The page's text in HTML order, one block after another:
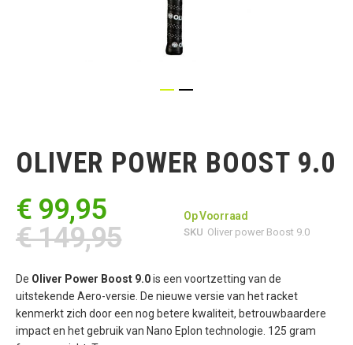
begin
van
afbeeldingen-
gallerij
OLIVER POWER BOOST 9.0
€ 99,95
€ 149,95
Op Voorraad
SKU Oliver power Boost 9.0
De Oliver Power Boost 9.0is een voortzetting van de
uitstekende Aero-versie. De nieuwe versie van het racket
kenmerkt zich door een nog betere kwaliteit, betrouwbaardere
impact en het gebruik van Nano Eplon technologie. 125 gram